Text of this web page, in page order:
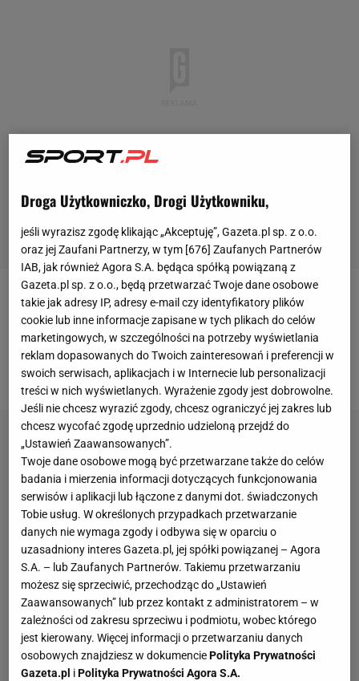
Piłkę w pole karne wrzucił David Alaba, sięgnąć jej
chciał Robert Lewandowski, a gdy ta wpadała do
siatki czyhał na nią James Rodriguez. Kto tak
naprawdę strzelił tego gola?
Droga Użytkowniczko, Drogi Użytkowniku,
jeśli wyrazisz zgodę klikając „Akceptuję”, Gazeta.pl sp. z o.o.
oraz jej Zaufani Partnerzy, w tym [676] Zaufanych Partnerów
IAB, jak również Agora S.A. będąca spółką powiązaną z
Gazeta.pl sp. z o.o., będą przetwarzać Twoje dane osobowe
takie jak adresy IP, adresy e-mail czy identyfikatory plików
cookie lub inne informacje zapisane w tych plikach do celów
marketingowych, w szczególności na potrzeby wyświetlania
reklam dopasowanych do Twoich zainteresowań i preferencji w
swoich serwisach, aplikacjach i w Internecie lub personalizacji
treści w nich wyświetlanych. Wyrażenie zgody jest dobrowolne.
Jeśli nie chcesz wyrazić zgody, chcesz ograniczyć jej zakres lub
chcesz wycofać zgodę uprzednio udzieloną przejdź do
„Ustawień Zaawansowanych”.
Twoje dane osobowe mogą być przetwarzane także do celów
badania i mierzenia informacji dotyczących funkcjonowania
serwisów i aplikacji lub łączone z danymi dot. świadczonych
Tobie usług. W określonych przypadkach przetwarzanie
danych nie wymaga zgody i odbywa się w oparciu o
uzasadniony interes Gazeta.pl, jej spółki powiązanej – Agora
S.A. – lub Zaufanych Partnerów. Takiemu przetwarzaniu
możesz się sprzeciwić, przechodząc do „Ustawień
Zaawansowanych” lub przez kontakt z administratorem – w
zależności od zakresu sprzeciwu i podmiotu, wobec którego
jest kierowany. Więcej informacji o przetwarzaniu danych
osobowych znajdziesz w dokumenciePolityka Prywatności
Gazeta.pl iPolityka Prywatności Agora S.A.